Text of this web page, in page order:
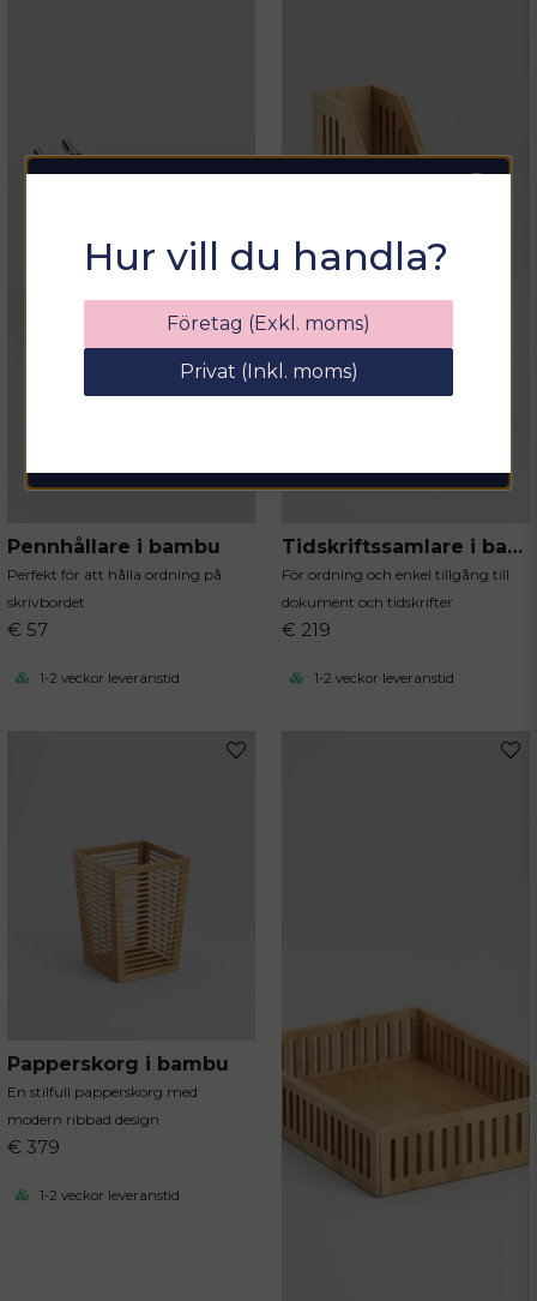
Pennhållare i bambu
Perfekt för att hålla ordning på
skrivbordet
€ 57
1-2 veckor leveranstid
Tidskriftssamlare i bambu
För ordning och enkel tillgång till
dokument och tidskrifter
€ 219
1-2 veckor leveranstid
Papperskorg i bambu
En stilfull papperskorg med
modern ribbad design
€ 379
1-2 veckor leveranstid
Sommarfixa med
Sortix! 15% rabatt
Ange din e-postadress nedan för att få en
rabattkod på hela ditt köp
email
Hur vill du handla?
Företag (Exkl. moms)
Privat (Inkl. moms)